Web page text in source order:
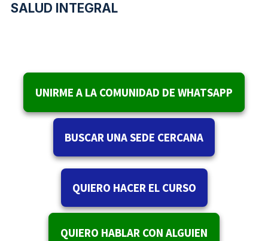
SALUD INTEGRAL
UNIRME A LA COMUNIDAD DE WHATSAPP
BUSCAR UNA SEDE CERCANA
QUIERO HACER EL CURSO
QUIERO HABLAR CON ALGUIEN